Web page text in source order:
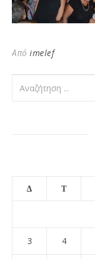
Από imelef
Δ Τ
3 4